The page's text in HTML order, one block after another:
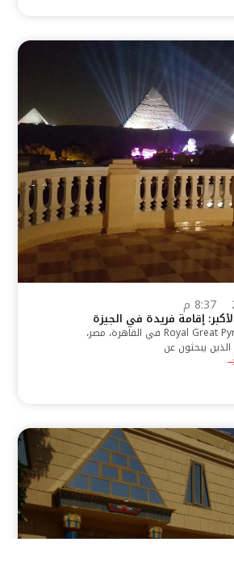
8:37 م
إقامة فريدة في الجيزة
يقدم فندق Royal Great Pyramid Inn في القاهرة، مصر،
يبحثون عن